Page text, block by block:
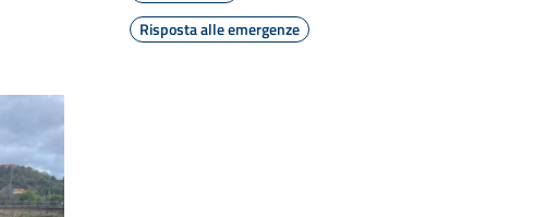
Risposta alle emergenze